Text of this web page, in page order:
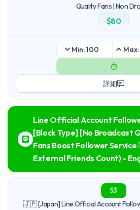
Quality Fans | Non
$80
Min: 100
詳細
Line Official Account
[Block Type] [No Broadcast
Fans Boost Follower Service
External Friends Count) -
53
🇯🇵 [Japan] Line Official Account